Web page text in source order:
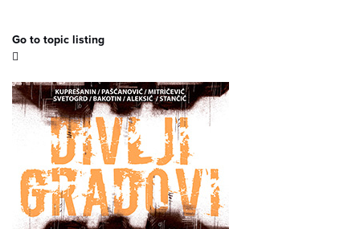
Go to topic listing